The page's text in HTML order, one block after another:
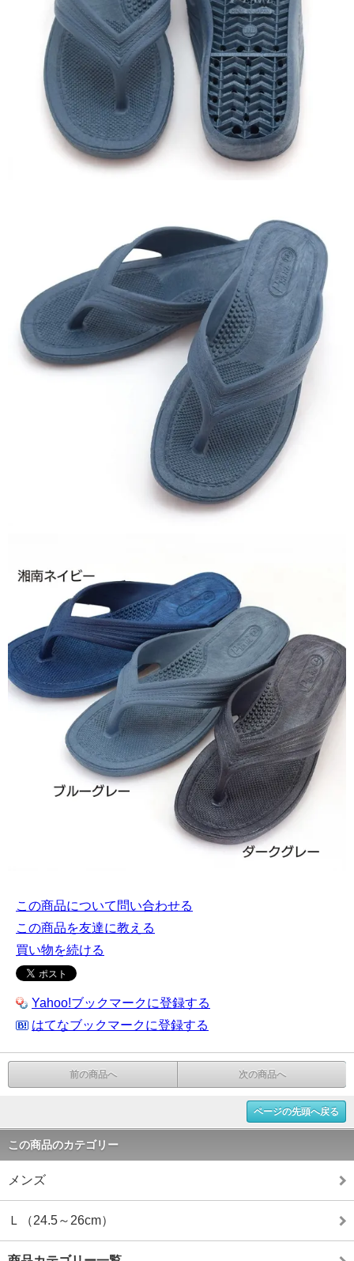
この商品について問い合わせる
この商品を友達に教える
買い物を続ける
Yahoo!ブックマークに登録する
はてなブックマークに登録する
前の商品へ 次の商品へ
ページの先頭へ戻る
この商品のカテゴリー
メンズ
Ｌ（24.5～26cm）